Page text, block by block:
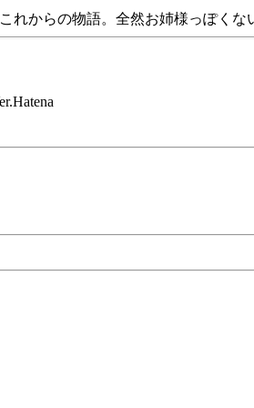
れからの物語。全然お姉様っぽくな